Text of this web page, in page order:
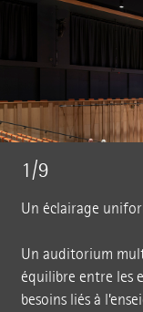
1/9
Un éclairage
Un auditorium
équilibre entre les
besoins liés à